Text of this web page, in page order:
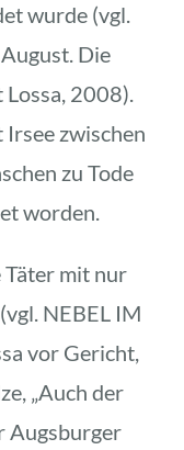
wurde (vgl.
Die
Lossa, 2008).
zwischen
zu Tode
worden.
Täter mit nur
NEBEL IM
vor Gericht,
„Auch der
Augsburger